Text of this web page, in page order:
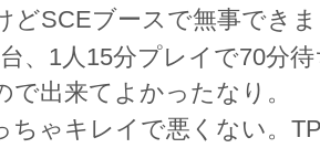
どSCEブースで無事でき
、1人15分プレイで70分
で出来てよかったなり。
ちゃキレイで悪くない。